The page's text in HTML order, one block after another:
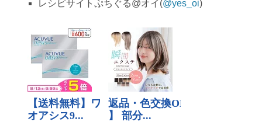
レシピサイトぷちぐる@オイ(@yes_oi)